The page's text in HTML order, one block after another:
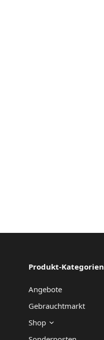
Produkt-Kategorien
Angebote
Gebrauchtmarkt
Shop